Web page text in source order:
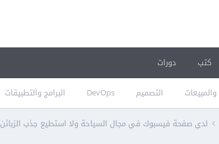
التصميم DevOps البرامج والتطبيقات
كتب دورات
لدي صفحة فيسبوك في مجال السياحة ولا استطيع جذب الزبائن